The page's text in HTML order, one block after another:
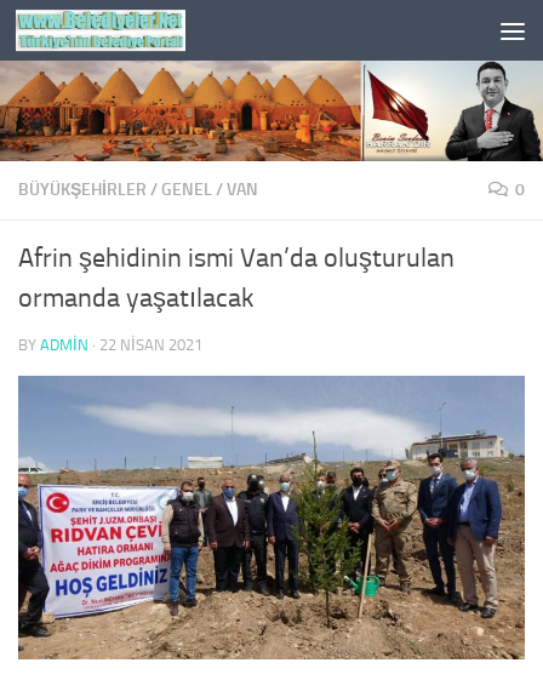
Skip to content
BÜYÜKŞEHİRLER / GENEL/VAN 0
Afrin şehidinin ismi Van’da oluşturulan
ormanda yaşatılacak
BY ADMIN · 22 NISAN 2021